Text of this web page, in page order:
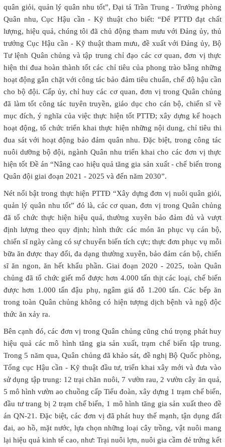
quân giỏi, quản lý quân nhu tốt”, Đại tá Trần Trung - Trưởng phòng
Quân nhu, Cục Hậu cần - Kỹ thuật cho biết: “Để PTTĐ đạt chất
lượng, hiệu quả, chúng tôi đã chủ động tham mưu với Đảng ủy, thủ
trưởng Cục Hậu cần - Kỹ thuật tham mưu, đề xuất với Đảng ủy, Bộ
Tư lệnh Quân chủng và tập trung chỉ đạo các cơ quan, đơn vị thực
hiện thi đua hoàn thành tốt các chỉ tiêu của phong trào bằng những
hoạt động gắn chặt với công tác bảo đảm tiêu chuẩn, chế độ hậu cần
cho bộ đội. Cấp ủy, chỉ huy các cơ quan, đơn vị trong Quân chủng
đã làm tốt công tác tuyên truyền, giáo dục cho cán bộ, chiến sĩ về
mục đích, ý nghĩa của việc thực hiện tốt PTTĐ; xây dựng kế hoạch
hoạt động, tổ chức triển khai thực hiện những nội dung, chỉ tiêu thi
đua sát với hoạt động bảo đảm quân nhu. Đặc biệt, trong công tác
nuôi dưỡng bộ đội, ngành Quân nhu triển khai cho các đơn vị thực
hiện tốt Đề án “Nâng cao hiệu quả tăng gia sản xuất - chế biến trong
Quân đội giai đoạn 2021 - 2025 và đến năm 2030”.
Nét nổi bật trong thực hiện PTTĐ “Xây dựng đơn vị nuôi quân giỏi,
quản lý quân nhu tốt” đó là, các cơ quan, đơn vị trong Quân chủng
đã tổ chức thực hiện hiệu quả, thường xuyên bảo đảm đủ và vượt
định lượng theo quy định; hình thức các món ăn phục vụ cán bộ,
chiến sĩ ngày càng có sự chuyển biến tích cực; thực đơn phục vụ mỗi
bữa ăn được thay đổi, đa dạng thường xuyên, bảo đảm cán bộ, chiến
sĩ ăn ngon, ăn hết khẩu phần. Giai đoạn 2020 - 2025, toàn Quân
chủng đã tổ chức giết mổ được hơn 4.000 tấn thịt các loại, chế biến
được hơn 1.000 tấn đậu phụ, ngâm giá đỗ 1.200 tấn. Các bếp ăn
trong toàn Quân chủng không có hiện tượng dịch bệnh và ngộ độc
thức ăn xảy ra.
Bên cạnh đó, các đơn vị trong Quân chủng cũng chú trọng phát huy
hiệu quả các mô hình tăng gia sản xuất, trạm chế biến tập trung.
Trong 5 năm qua, Quân chủng đã khảo sát, đề nghị Bộ Quốc phòng,
Tổng cục Hậu cần - Kỹ thuật đầu tư, triển khai xây mới và đưa vào
sử dụng tập trung: 12 trại chăn nuôi, 7 vườn rau, 2 vườn cây ăn quả,
5 mô hình vườn ao chuồng cấp Tiểu đoàn, xây dựng 1 trạm chế biến,
đầu tư trang bị 2 trạm chế biến, 1 mô hình tăng gia sản xuất theo đề
án QN-21. Đặc biệt, các đơn vị đã phát huy thế mạnh, tận dụng đất
đai, ao hồ, mặt nước, lựa chọn những loại cây trồng, vật nuôi mang
lại hiệu quả kinh tế cao, như: Trại nuôi lợn, nuôi gia cầm đẻ trứng kết